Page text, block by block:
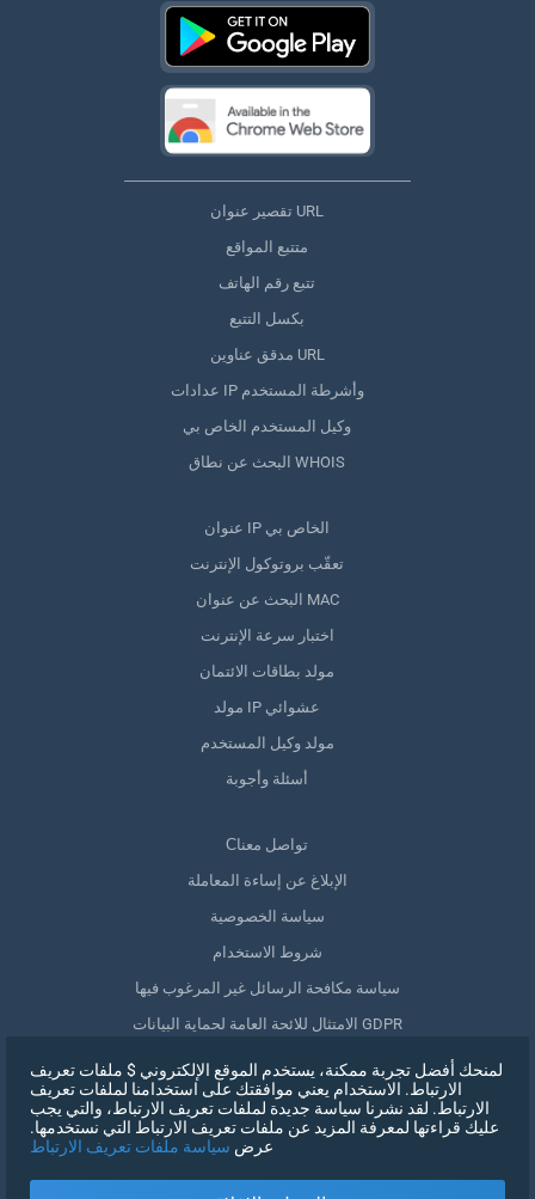
تقصير عنوان URL
متتبع المواقع
تتبع رقم الهاتف
بكسل التتبع
مدقق عناوين URL
عدادات IP وأشرطة المستخدم
وكيل المستخدم الخاص بي
البحث عن نطاق WHOIS
عنوان IP الخاص بي
تعقّب بروتوكول الإنترنت
البحث عن عنوان MAC
اختبار سرعة الإنترنت
مولد بطاقات الائتمان
مولد IP عشوائي
مولد وكيل المستخدم
أسئلة وأجوبة
Сتواصل معنا
الإبلاغ عن إساءة المعاملة
سياسة الخصوصية
شروط الاستخدام
سياسة مكافحة الرسائل غير المرغوب فيها
الامتثال للائحة العامة لحماية البيانات GDPR
حذف بياناتي
سحب الموافقة
لمنحك أفضل تجربة ممكنة، يستخدم الموقع الإلكتروني $ ملفات تعريف
الارتباط. الاستخدام يعني موافقتك على استخدامنا لملفات تعريف
الارتباط. لقد نشرنا سياسة جديدة لملفات تعريف الارتباط، والتي يجب
عليك قراءتها لمعرفة المزيد عن ملفات تعريف الارتباط التي نستخدمها.
عرض سياسة ملفات تعريف الارتباط